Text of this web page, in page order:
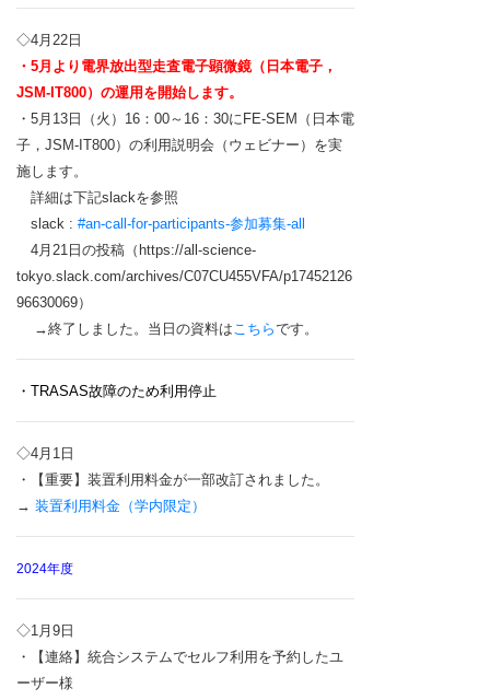
◇4月22日
・5月より電界放出型走査電子顕微鏡（日本電子，
JSM-IT800）の運用を開始します。
・5月13日（火）16：00～16：30にFE-SEM（日本電
子，JSM-IT800）の利用説明会（ウェビナー）を実
施します。
詳細は下記slackを参照
slack : #an-call-for-participants-参加募集-all
4月21日の投稿 （ https://all-science-
tokyo.slack.com/archives/C07CU455VFA/p17452126
96630069）
→終了しました。当日の資料はこちらです。
・TRASAS故障のため利用停止
◇4月1日
・【重要】装置利用料金が一部改訂されました。
→ 装置利用料金（学内限定）
2024年度
◇1月9日
・【連絡】統合システムでセルフ利用を予約したユ
ーザー様